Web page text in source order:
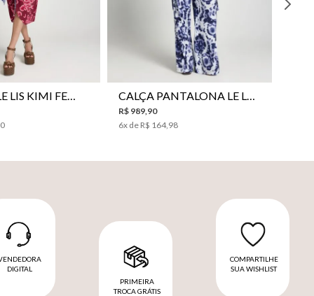
VESTIDO LE LIS KIMI FEMININO CALÇA PANTALONA LE LIS JESSICA FEMININA
R$ 989 90
6x de R$ 164, 98
DIGITAL
PRIMEIRA
TROCA GRÁTIS
COMPARTILHE
SUA WISHLIST